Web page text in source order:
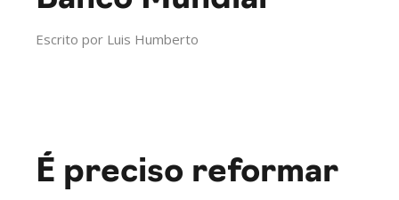
Escrito por Luis Humberto
É preciso reformar